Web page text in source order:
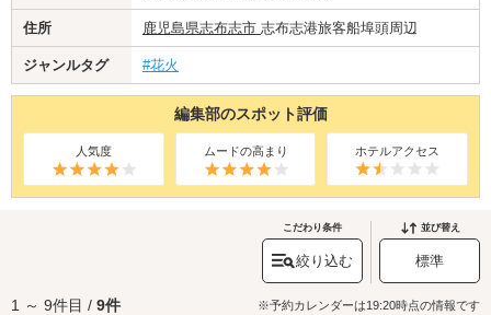
住所 鹿児島県志布志市 志布志港旅客船埠頭周辺
ジャンルタグ #花火
編集部のスポット評価
人気度 ムードの高まり ホテルアクセス
こだわり条件
絞り込む
並び替え
標準
1 ～ 9件目 / 9件 ※予約カレンダーは19:20時点の情報です